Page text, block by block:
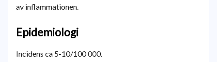
av inflammationen.
Epidemiologi
Incidens ca 5-10/100 000.